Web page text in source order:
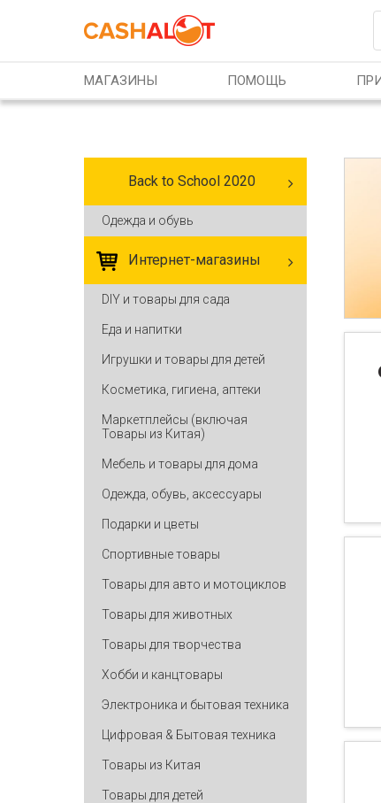
МАГАЗИНЫ ПОМОЩЬ
Back to School 2020
Одежда и обувь
Интернет-магазины
DIY и товары для сада
Еда и напитки
Игрушки и товары для детей
Косметика, гигиена, аптеки
Маркетплейсы (включая
Товары из Китая)
Мебель и товары для дома
Одежда, обувь, аксессуары
Подарки и цветы
Спортивные товары
Товары для авто и мотоциклов
Товары для животных
Товары для творчества
Хобби и канцтовары
Электроника и бытовая техника
Цифровая & Бытовая техника
Товары из Китая
Товары для детей